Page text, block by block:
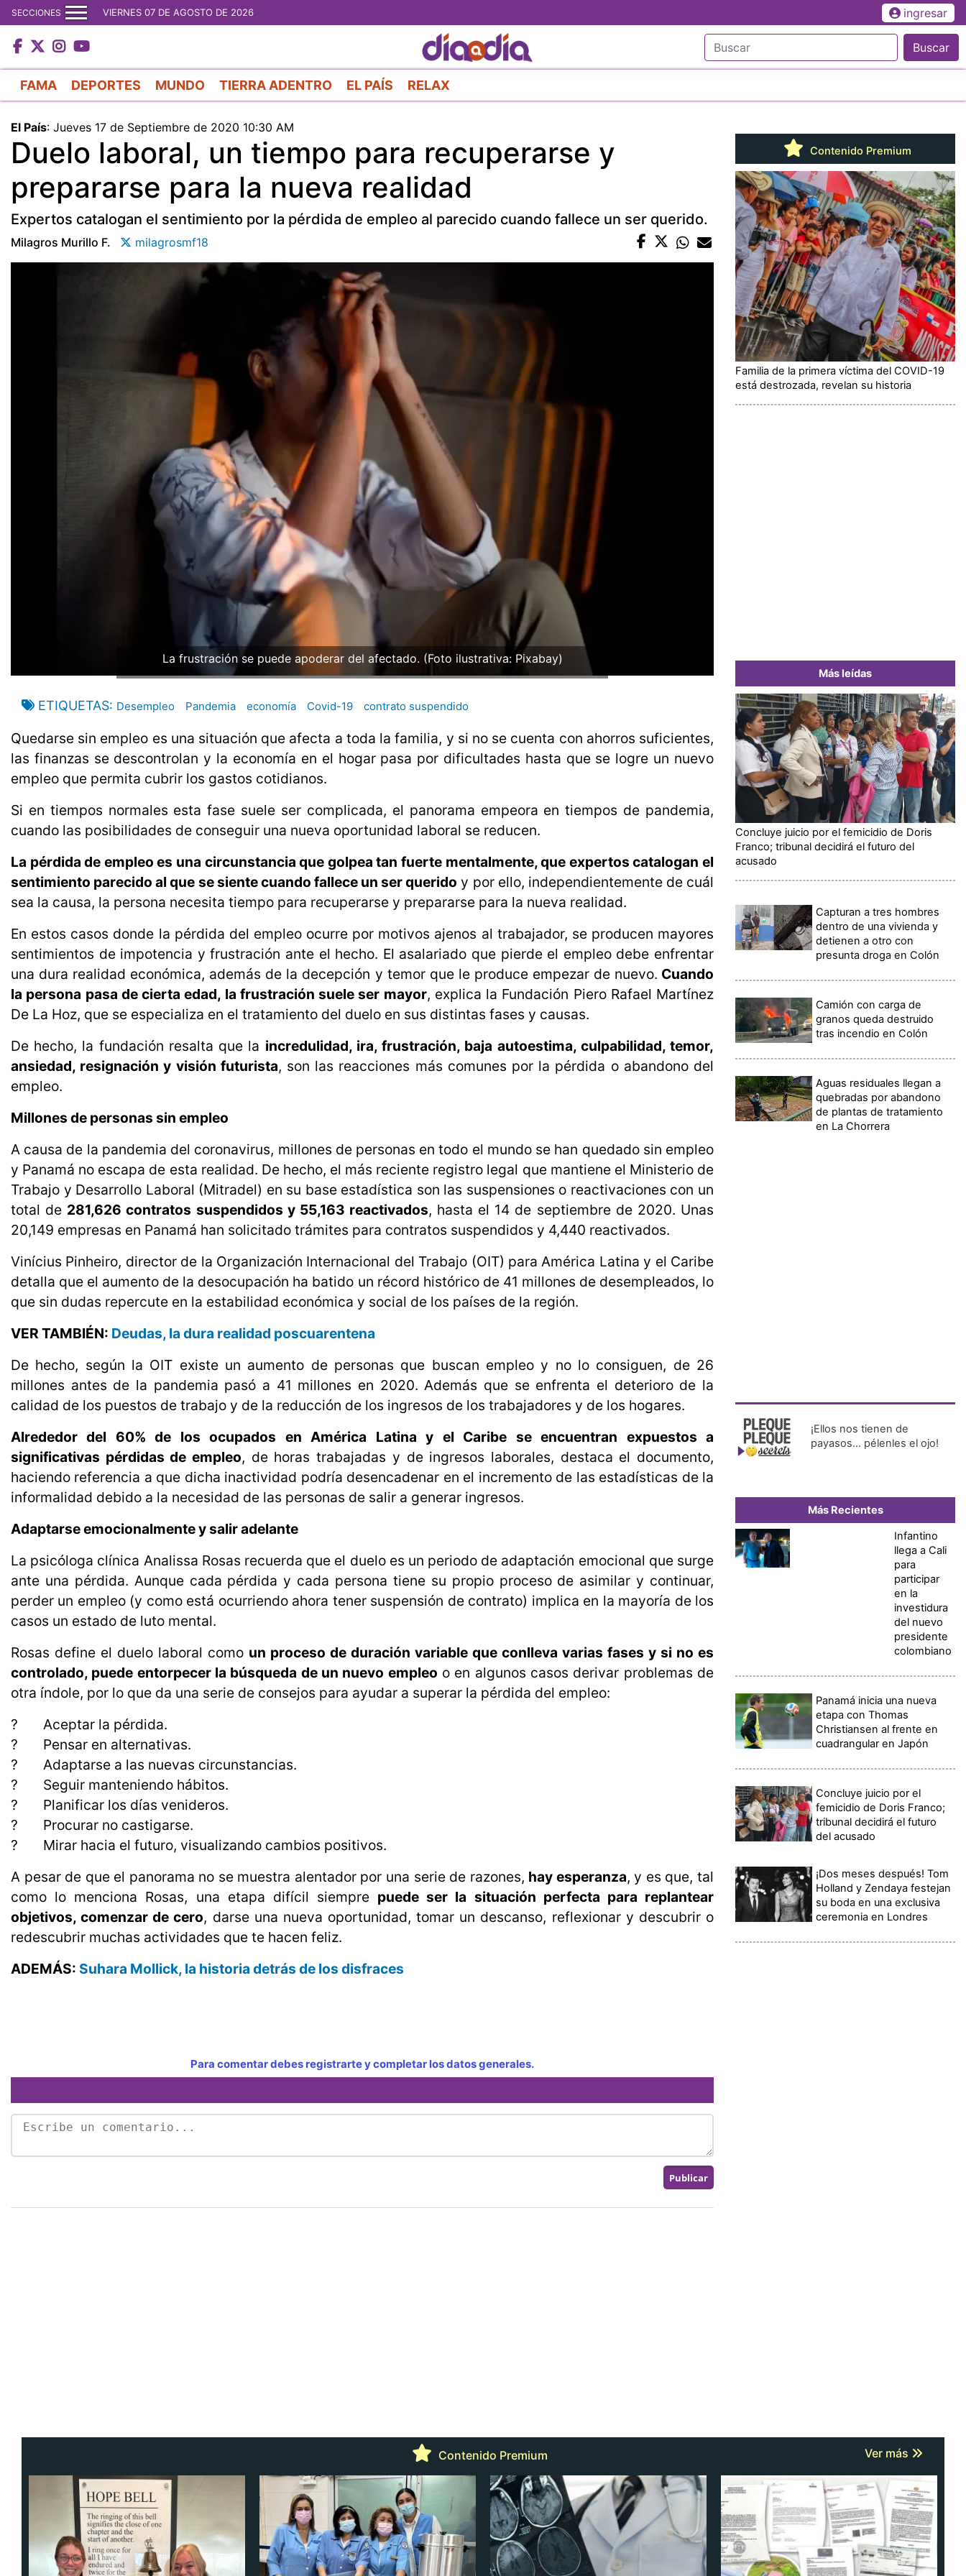
al
contenido
principal
SECCIONES VIERNES 07 DE AGOSTO DE 2026 ingresar
Buscar
FAMA DEPORTES MUNDO TIERRA ADENTRO EL PAÍS RELAX
El País: Jueves 17 de Septiembre de 2020 10:30 AM
Duelo laboral, un tiempo para recuperarse y
prepararse para la nueva realidad
Expertos catalogan el sentimiento por la pérdida de empleo al parecido cuando fallece un ser querido.
Milagros Murillo F. milagrosmf18
La frustración se puede apoderar del afectado. (Foto ilustrativa: Pixabay)
ETIQUETAS Desempleo Pandemia economía Covid-19 contrato suspendido
Quedarse sin empleo es una situación que afecta a toda la familia, y si no se cuenta con ahorros suficientes,
las finanzas se descontrolan y la economía en el hogar pasa por dificultades hasta que se logre un nuevo
empleo que permita cubrir los gastos cotidianos.
Si en tiempos normales esta fase suele ser complicada, el panorama empeora en tiempos de pandemia,
cuando las posibilidades de conseguir una nueva oportunidad laboral se reducen.
La pérdida de empleo es una circunstancia que golpea tan fuerte mentalmente, que expertos catalogan el
sentimiento parecido al que se siente cuando fallece un ser querido y por ello, independientemente de cuál
sea la causa, la persona necesita tiempo para recuperarse y prepararse para la nueva realidad.
En estos casos donde la pérdida del empleo ocurre por motivos ajenos al trabajador, se producen mayores
sentimientos de impotencia y frustración ante el hecho. El asalariado que pierde el empleo debe enfrentar
una dura realidad económica, además de la decepción y temor que le produce empezar de nuevo. Cuando
la persona pasa de cierta edad, la frustración suele ser mayor, explica la Fundación Piero Rafael Martínez
De La Hoz, que se especializa en el tratamiento del duelo en sus distintas fases y causas.
De hecho, la fundación resalta que la incredulidad, ira, frustración, baja autoestima, culpabilidad, temor,
ansiedad, resignación y visión futurista, son las reacciones más comunes por la pérdida o abandono del
empleo.
Millones de personas sin empleo
A causa de la pandemia del coronavirus, millones de personas en todo el mundo se han quedado sin empleo
y Panamá no escapa de esta realidad. De hecho, el más reciente registro legal que mantiene el Ministerio de
Trabajo y Desarrollo Laboral (Mitradel) en su base estadística son las suspensiones o reactivaciones con un
total de 281,626 contratos suspendidos y 55,163 reactivados, hasta el 14 de septiembre de 2020. Unas
20,149 empresas en Panamá han solicitado trámites para contratos suspendidos y 4,440 reactivados.
Vinícius Pinheiro, director de la Organización Internacional del Trabajo (OIT) para América Latina y el Caribe
detalla que el aumento de la desocupación ha batido un récord histórico de 41 millones de desempleados, lo
que sin dudas repercute en la estabilidad económica y social de los países de la región.
VER TAMBIÉN: Deudas, la dura realidad poscuarentena
De hecho, según la OIT existe un aumento de personas que buscan empleo y no lo consiguen, de 26
millones antes de la pandemia pasó a 41 millones en 2020. Además que se enfrenta el deterioro de la
calidad de los puestos de trabajo y de la reducción de los ingresos de los trabajadores y de los hogares.
Alrededor del 60% de los ocupados en América Latina y el Caribe se encuentran expuestos a
significativas pérdidas de empleo, de horas trabajadas y de ingresos laborales, destaca el documento,
haciendo referencia a que dicha inactividad podría desencadenar en el incremento de las estadísticas de la
informalidad debido a la necesidad de las personas de salir a generar ingresos.
Adaptarse emocionalmente y salir adelante
La psicóloga clínica Analissa Rosas recuerda que el duelo es un periodo de adaptación emocional que surge
ante una pérdida. Aunque cada pérdida y cada persona tiene su propio proceso de asimilar y continuar,
perder un empleo (y como está ocurriendo ahora tener suspensión de contrato) implica en la mayoría de los
casos un estado de luto mental.
Rosas define el duelo laboral como  un proceso de duración variable que conlleva varias fases y si no es
controlado, puede entorpecer la búsqueda de un nuevo empleo o en algunos casos derivar problemas de
otra índole, por lo que da una serie de consejos para ayudar a superar la pérdida del empleo:
? Aceptar la pérdida.
? Pensar en alternativas.
? Adaptarse a las nuevas circunstancias.
? Seguir manteniendo hábitos.
? Planificar los días venideros.
? Procurar no castigarse.
? Mirar hacia el futuro, visualizando cambios positivos.
A pesar de que el panorama no se muestra alentador por una serie de razones, hay esperanza, y es que, tal
como lo menciona Rosas, una etapa difícil siempre puede ser la situación perfecta para replantear
objetivos, comenzar de cero, darse una nueva oportunidad, tomar un descanso, reflexionar y descubrir o
redescubrir muchas actividades que te hacen feliz.
ADEMÁS: Suhara Mollick, la historia detrás de los disfraces
Para comentar debes registrarte y completar los datos generales.
Contenido Premium
Familia de la primera víctima del COVID-19
está destrozada, revelan su historia
Más leídas
Concluye juicio por el femicidio de Doris
Franco; tribunal decidirá el futuro del
acusado
Capturan a tres hombres
dentro de una vivienda y
detienen a otro con
presunta droga en Colón
Camión con carga de
granos queda destruido
tras incendio en Colón
Aguas residuales llegan a
quebradas por abandono
de plantas de tratamiento
en La Chorrera
¡Ellos nos tienen de
payasos… pélenles el ojo!
Más Recientes
Infantino
llega a Cali
para
participar
en la
investidura
del nuevo
presidente
colombiano
Panamá inicia una nueva
etapa con Thomas
Christiansen al frente en
cuadrangular en Japón
Concluye juicio por el
femicidio de Doris Franco;
tribunal decidirá el futuro
del acusado
¡Dos meses después! Tom
Holland y Zendaya festejan
su boda en una exclusiva
ceremonia en Londres
Contenido Premium Ver más